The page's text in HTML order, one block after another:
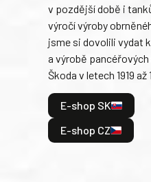
v pozdější době i
výročí výroby
jsme si dovolili vydat
a výrobě
Škoda v letech 1919 až
E-shop SK
E-shop CZ